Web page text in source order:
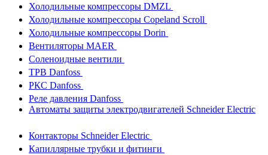
Холодильные компрессоры DMZL
Холодильные компрессоры Copeland Scroll
Холодильные компрессоры Dorin
Вентиляторы MAER
Соленоидные вентили
ТРВ Danfoss
РКС Danfoss
Реле давления Danfoss
Автоматы защиты электродвигателей Schneider Electric
Контакторы Schneider Electric
Капиллярные трубки и фитинги